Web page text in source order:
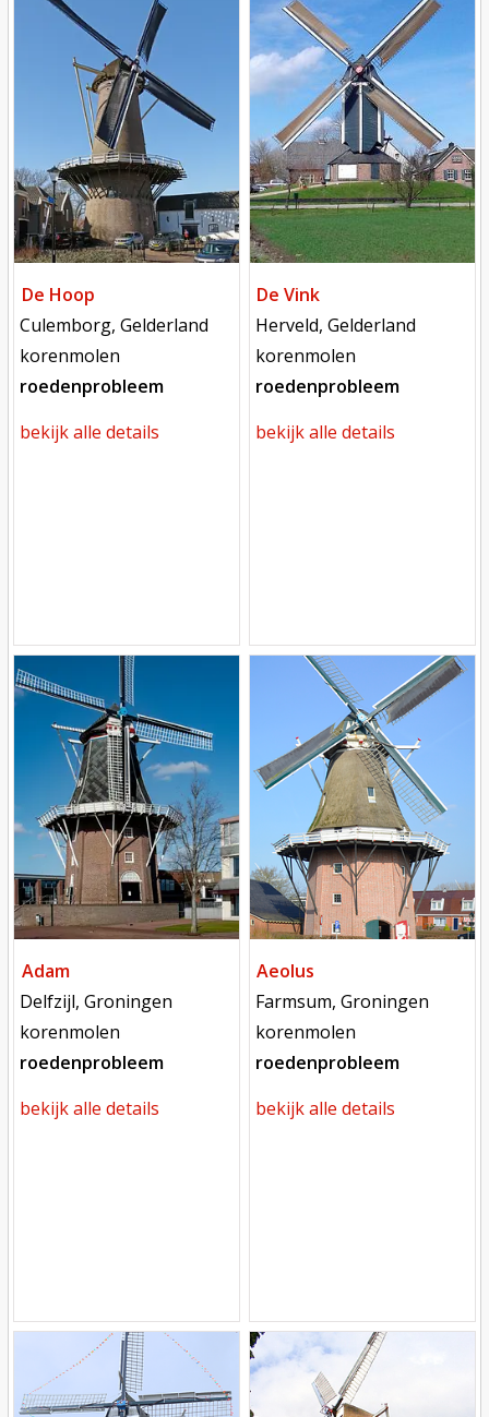
De Hoop
locatie
Culemborg, Gelderland
functie
korenmolen
roedenprobleem
bekijk alle details
De Vink
locatie
Herveld, Gelderland
functie
korenmolen
roedenprobleem
bekijk alle details
Mill
Adam
locatie
Delfzijl, Groningen
functie
korenmolen
roedenprobleem
bekijk alle details
Aeolus
locatie
Farmsum, Groningen
functie
korenmolen
roedenprobleem
bekijk alle details
Mill